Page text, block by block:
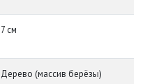
7 см
Дерево (массив берёзы)